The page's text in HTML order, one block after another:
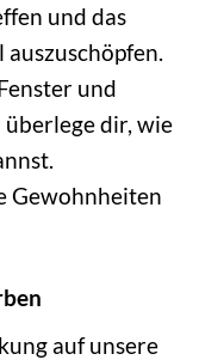
und das
und
dir, wie
Gewohnheiten
auf unsere